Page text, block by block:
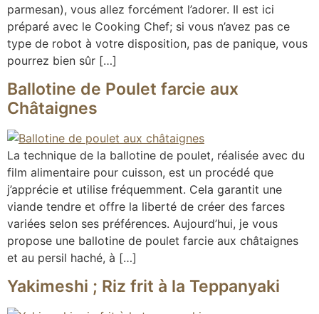
parmesan), vous allez forcément l’adorer. Il est ici
préparé avec le Cooking Chef; si vous n’avez pas ce
type de robot à votre disposition, pas de panique, vous
pourrez bien sûr […]
Ballotine de Poulet farcie aux
Châtaignes
La technique de la ballotine de poulet, réalisée avec du
film alimentaire pour cuisson, est un procédé que
j’apprécie et utilise fréquemment. Cela garantit une
viande tendre et offre la liberté de créer des farces
variées selon ses préférences. Aujourd’hui, je vous
propose une ballotine de poulet farcie aux châtaignes
et au persil haché, à […]
Yakimeshi ; Riz frit à la Teppanyaki